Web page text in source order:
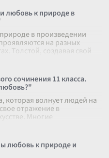
любовь к природе в
в произведении
на разных
Толстой, создавая свой
сочинения 11 класса.
которая волнует людей на
отражение в
Многие
самом де
любовь к природе и